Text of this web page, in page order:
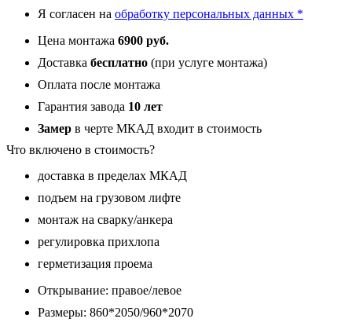
зеркало
Белый
ясень
Я согласен на обработку персональных данных *
Цена монтажа 6900 руб.
Доставка бесплатно (при услуге монтажа)
Оплата после монтажа
Гарантия завода 10 лет
Замер в черте МКАД входит в стоимость
Что включено в стоимость?
доставка в пределах МКАД
подъем на грузовом лифте
монтаж на сварку/анкера
регулировка прихлопа
герметизация проема
Открывание: правое/левое
Размеры: 860*2050/960*2070